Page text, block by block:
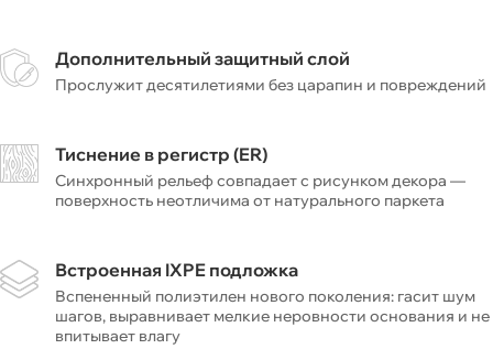
Дополнительный защитный слой
Прослужит десятилетиями без царапин и повреждений
Тиснение в регистр (ER)
Синхронный рельеф совпадает с рисунком декора —
поверхность неотличима от натурального паркета
Встроенная IXPE подложка
Вспененный полиэтилен нового поколения: гасит шум
шагов, выравнивает мелкие неровности основания и не
впитывает влагу